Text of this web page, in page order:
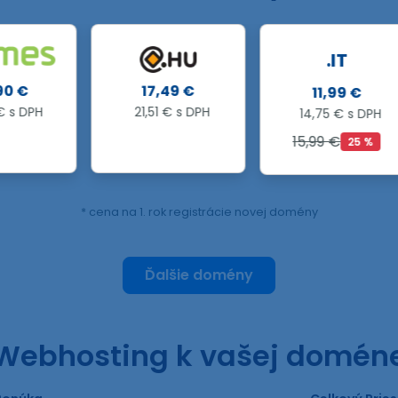
21,51 € s DPH 14,75 € s DPH
25 %
* cena na 1. rok registrácie novej domény
Ďalšie domény
k vašej